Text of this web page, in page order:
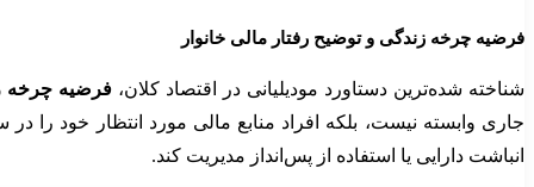
فرضیه چرخه زندگی و توضیح رفتار مالی خانوار
شناخته شده‌ترین دستاورد مودیلیانی در اقتصاد کلان،فرضیه چرخه
جاری وابسته نیست، بلکه افراد منابع مالی مورد انتظار خود
انباشت دارایی یا استفاده از پس‌انداز مدیریت کند.